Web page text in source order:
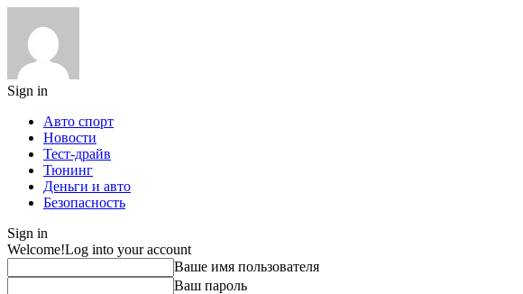
Sign in
Авто спорт
Новости
Тест-драйв
Тюнинг
Деньги и авто
Безопасность
Sign in
Welcome!Log into your account
Ваше имя пользователя
Ваш пароль